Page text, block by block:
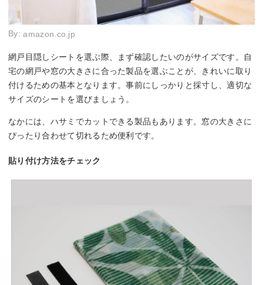
By:amazon.co.jp
網戸目隠しシートを選ぶ際、まず確認したいのがサイズです。自
宅の網戸や窓の大きさに合った製品を選ぶことが、きれいに取り
付けるための基本となります。事前にしっかりと採寸し、適切な
サイズのシートを選びましょう。
なかには、ハサミでカットできる製品もあります。窓の大きさに
ぴったり合わせて切れるため便利です。
貼り付け方法をチェック